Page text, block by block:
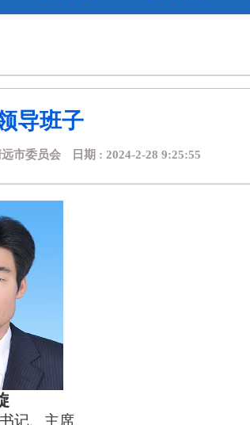
导班子
市委员会 日期 : 2024-2-28 9:25:55
记、主席